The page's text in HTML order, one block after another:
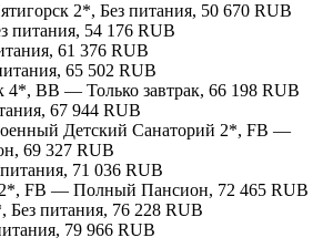
2*, Без питания, 50 670 RUB
питания, 54 176 RUB
61 376 RUB
65 502 RUB
4*, BB — Только завтрак, 66 198 RUB
67 944 RUB
Детский Санаторий 2*, FB —
69 327 RUB
71 036 RUB
FB — Полный Пансион, 72 465 RUB
питания, 76 228 RUB
79 966 RUB